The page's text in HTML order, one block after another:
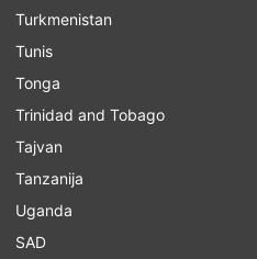
Turkmenistan
Tunis
Tonga
Trinidad and Tobago
Tajvan
Tanzanija
Uganda
SAD